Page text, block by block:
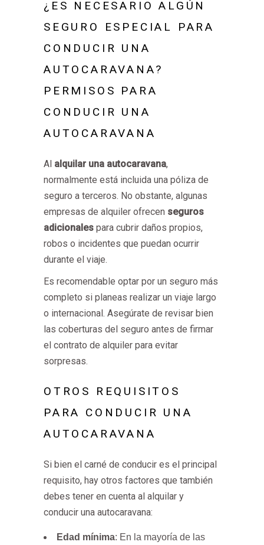
¿ES NECESARIO ALGÚN
SEGURO ESPECIAL PARA
CONDUCIR UNA
AUTOCARAVANA?
PERMISOS PARA
CONDUCIR UNA
AUTOCARAVANA
Al alquilar una autocaravana,
normalmente está incluida una póliza de
seguro a terceros. No obstante, algunas
empresas de alquiler ofrecen seguros
adicionales para cubrir daños propios,
robos o incidentes que puedan ocurrir
durante el viaje.
Es recomendable optar por un seguro más
completo si planeas realizar un viaje largo
o internacional. Asegúrate de revisar bien
las coberturas del seguro antes de firmar
el contrato de alquiler para evitar
sorpresas.
OTROS REQUISITOS
PARA CONDUCIR UNA
AUTOCARAVANA
Si bien el carné de conducir es el principal
requisito, hay otros factores que también
debes tener en cuenta al alquilar y
conducir una autocaravana:
Edad mínima: En la mayoría de las